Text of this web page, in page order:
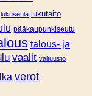
lukuseula lukutaito
pääkaupunkiseutu
talous- ja
vaalit valtuusto
verot